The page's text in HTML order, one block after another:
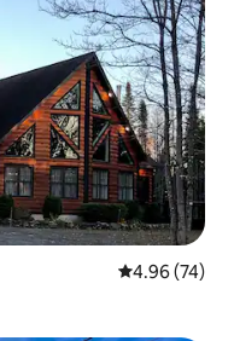
レビュー74
4.96 (74)